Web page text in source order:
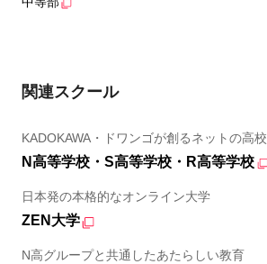
関連スクール
KADOKAWA・ドワンゴが創るネットの高校
N高等学校・S高等学校・R高等学校
日本発の本格的なオンライン大学
ZEN大学
N高グループと共通したあたらしい教育